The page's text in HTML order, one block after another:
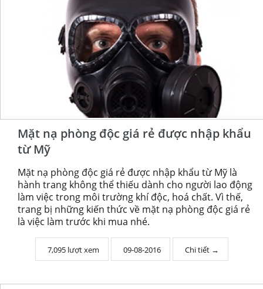
Mặt nạ phòng độc giá rẻ được nhập khẩu
từ Mỹ
Mặt nạ phòng độc giá rẻ được nhập khẩu từ Mỹ là
hành trang không thể thiếu dành cho người lao động
làm việc trong môi trường khí độc, hoá chất. Vì thế,
trang bị những kiến thức về mặt nạ phòng độc giá rẻ
là việc làm trước khi mua nhé.
7,095 lượt xem 09-08-2016 Chi tiết →